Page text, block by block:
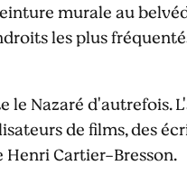
murale au
les plus
le Nazaré d'autrefois.
de films, des
Cartier-Bresson.